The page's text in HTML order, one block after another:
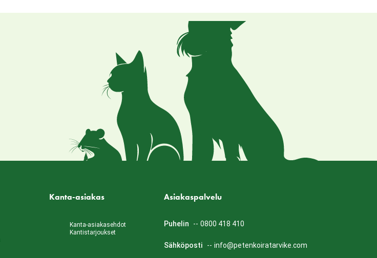
Kanta-asiakas
Kanta-asiakasehdot
Kantistarjoukset
Asiakaspalvelu
Puhelin -- 0800 418 410
Sähköposti -- info@petenkoiratarvike.com